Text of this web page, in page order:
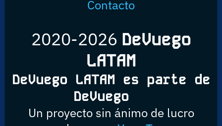
Contacto
2020-2026 DeVuego
LATAM
DeVuego LATAM es parte de
DeVuego
Un proyecto sin ánimo de lucro